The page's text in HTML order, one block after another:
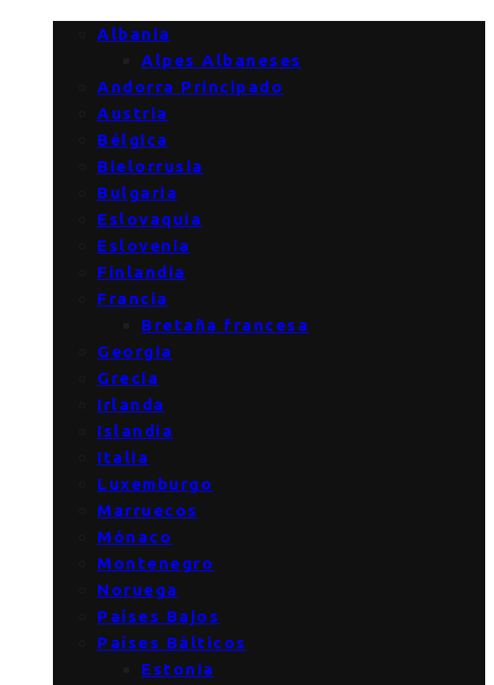
Albania
Alpes Albaneses
Andorra Principado
Austria
Bélgica
Bielorrusia
Bulgaria
Eslovaquia
Eslovenia
Finlandia
Francia
Bretaña francesa
Georgia
Grecia
Irlanda
Islandia
Italia
Luxemburgo
Marruecos
Mónaco
Montenegro
Noruega
Países Bajos
Países Bálticos
Estonia